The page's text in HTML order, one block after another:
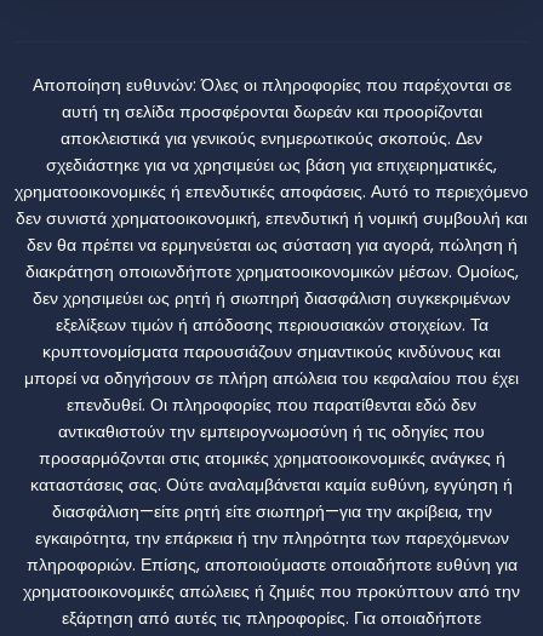
Αποποίηση ευθυνών: Όλες οι πληροφορίες που παρέχονται σε
αυτή τη σελίδα προσφέρονται δωρεάν και προορίζονται
αποκλειστικά για γενικούς ενημερωτικούς σκοπούς. Δεν
σχεδιάστηκε για να χρησιμεύει ως βάση για επιχειρηματικές,
χρηματοοικονομικές ή επενδυτικές αποφάσεις. Αυτό το περιεχόμενο
δεν συνιστά χρηματοοικονομική, επενδυτική ή νομική συμβουλή και
δεν θα πρέπει να ερμηνεύεται ως σύσταση για αγορά, πώληση ή
διακράτηση οποιωνδήποτε χρηματοοικονομικών μέσων. Ομοίως,
δεν χρησιμεύει ως ρητή ή σιωπηρή διασφάλιση συγκεκριμένων
εξελίξεων τιμών ή απόδοσης περιουσιακών στοιχείων. Τα
κρυπτονομίσματα παρουσιάζουν σημαντικούς κινδύνους και
μπορεί να οδηγήσουν σε πλήρη απώλεια του κεφαλαίου που έχει
επενδυθεί. Οι πληροφορίες που παρατίθενται εδώ δεν
αντικαθιστούν την εμπειρογνωμοσύνη ή τις οδηγίες που
προσαρμόζονται στις ατομικές χρηματοοικονομικές ανάγκες ή
καταστάσεις σας. Ούτε αναλαμβάνεται καμία ευθύνη, εγγύηση ή
διασφάλιση—είτε ρητή είτε σιωπηρή—για την ακρίβεια, την
εγκαιρότητα, την επάρκεια ή την πληρότητα των παρεχόμενων
πληροφοριών. Επίσης, αποποιούμαστε οποιαδήποτε ευθύνη για
χρηματοοικονομικές απώλειες ή ζημιές που προκύπτουν από την
εξάρτηση από αυτές τις πληροφορίες. Για οποιαδήποτε